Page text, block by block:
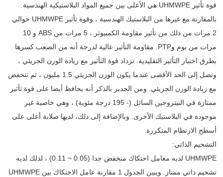
قوة تأثير UHMWPE هي الأعلى بين جميع المواد البلاستيكية الهندسية.
بالمقارنة مع غيرها من البلاستيك الهندسية ، وقوة تأثير UHMWPE حوالي
2 مرات من ذلك من تأثير مقاومة الكمبيوتر ، 5 مرات من ABS و 10
مرات من بوم وPTP. مقاومة التأثير عالية لدرجة أنه من الصعب كسرها
بطرق اختبار التأثير التقليدية. تزداد قوة التأثير مع زيادة الوزن الجزيئي ،
وتصل إلى الحد الأقصى عندما يكون الوزن الجزيئي 1.5 مليون ، ثم تنخفض
مع زيادة الوزن الجزيئي. ومن الجدير بالذكر أنه يحافظ أيضا على قوة تأثير
ممتازة في النيتروجين السائل (- 195 درجة مئوية) ، وهي خاصية غير
موجودة في البلاستيك الأخرى. وبالإضافة إلى ذلك، لديها صلابة أعلى على
أسطح الارتطام المتكررة.
التشحيم الذاتي:
UHMWPE لديه معامل احتكاك منخفض جدا (0.05 ~ 0.11) ، لذلك لديه
تشحيم ذاتي ممتاز. ويبين الجدول 1 مقارنة عامل الاحتكاك بين UHMWPE